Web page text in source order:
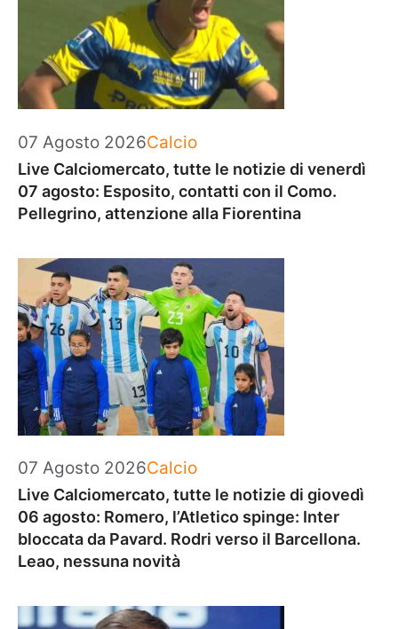
07 Agosto 2026Categorie
Calcio
Live Calciomercato, tutte le notizie di venerdì
07 agosto: Esposito, contatti con il Como.
Pellegrino, attenzione alla Fiorentina
07 Agosto 2026Categorie
Calcio
Live Calciomercato, tutte le notizie di giovedì
06 agosto: Romero, l’Atletico spinge: Inter
bloccata da Pavard. Rodri verso il Barcellona.
Leao, nessuna novità